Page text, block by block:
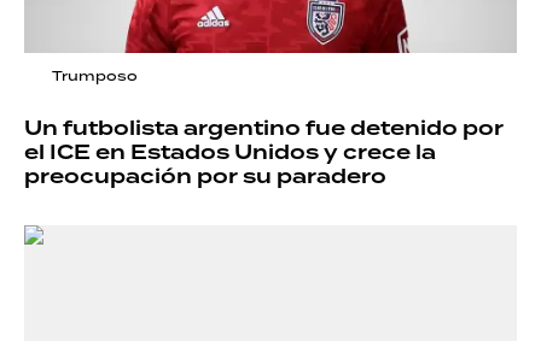
Trumposo
Un futbolista argentino fue detenido por
el ICE en Estados Unidos y crece la
preocupación por su paradero